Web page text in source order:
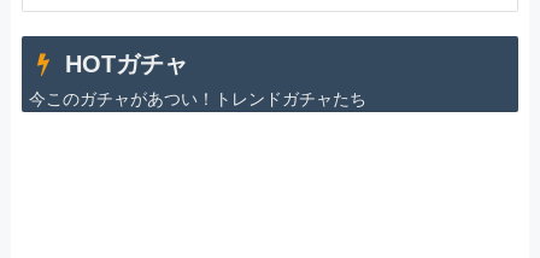
HOTガチャ
今このガチャがあつい！トレンドガチャたち